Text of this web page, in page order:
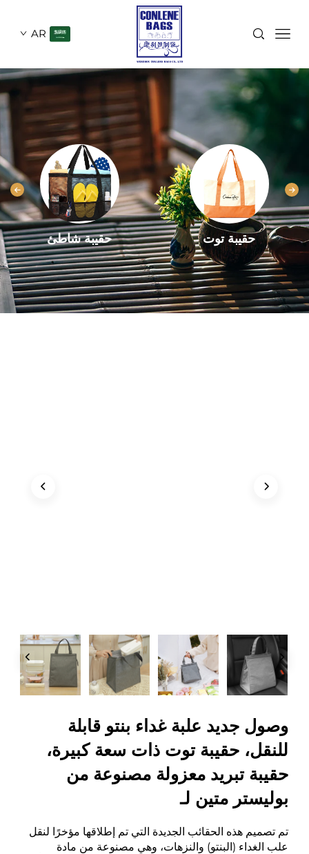
AR
حقيبة توت حقيبة شاطئ
وصول جديد علبة غداء بنتو قابلة
للنقل، حقيبة توت ذات سعة كبيرة،
حقيبة تبريد معزولة مصنوعة من
بوليستر متين لـ
تم تصميم هذه الحقائب الجديدة التي تم إطلاقها مؤخرًا لنقل
علب الغداء (البنتو) والنزهات، وهي مصنوعة من مادة